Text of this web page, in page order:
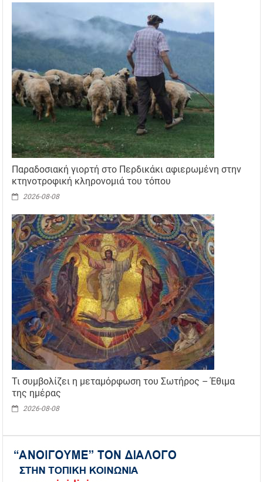
Παραδοσιακή γιορτή στο Περδικάκι αφιερωμένη στην
κτηνοτροφική κληρονομιά του τόπου
2026-08-08
Τι συμβολίζει η μεταμόρφωση του Σωτήρος – Έθιμα
της ημέρας
2026-08-08